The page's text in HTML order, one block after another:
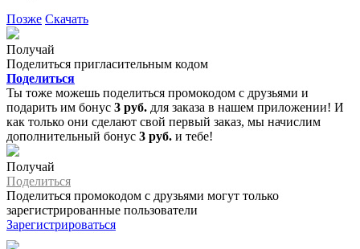
Позже Скачать
Получай
Поделиться пригласительным кодом
Поделиться
Ты тоже можешь поделиться промокодом с друзьями и
подарить им бонус 3 руб. для заказа в нашем приложении! И
как только они сделают свой первый заказ, мы начислим
дополнительный бонус 3 руб. и тебе!
Получай
Поделиться
Поделиться промокодом с друзьями могут только
зарегистрированные пользователи
Зарегистрироваться